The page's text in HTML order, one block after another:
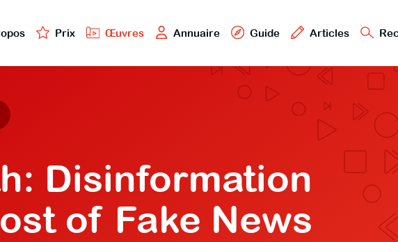
Prix Œuvres Annuaire Guide Articles
Disinformation
of Fake News